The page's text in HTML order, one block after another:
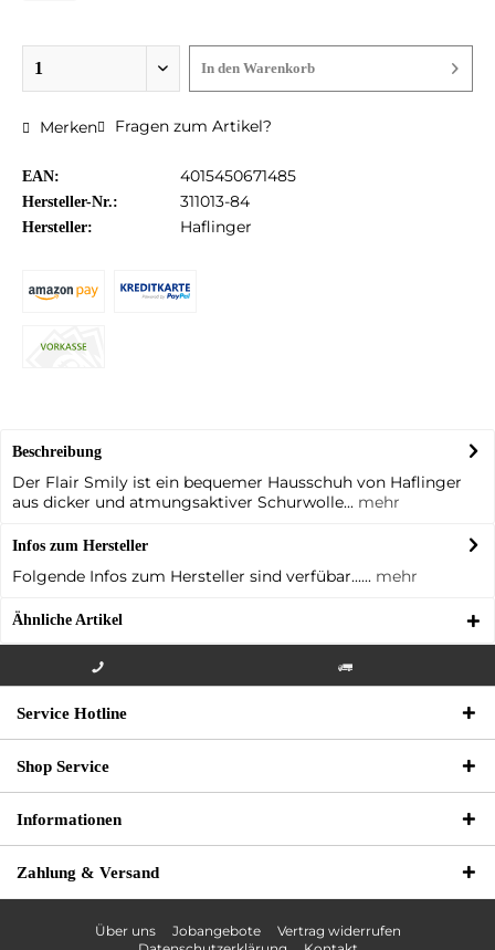
In den Warenkorb
Merken Fragen zum Artikel?
EAN: 4015450671485
Hersteller-Nr.: 311013-84
Hersteller: Haflinger
Beschreibung
Der Flair Smily ist ein bequemer Hausschuh von Haflinger
aus dicker und atmungsaktiver Schurwolle... mehr
Infos zum Hersteller
Folgende Infos zum Hersteller sind verfübar...... mehr
Ähnliche Artikel
000
Service Hotline
Shop Service
Informationen
Zahlung & Versand
Über uns Jobangebote
Vertrag widerrufen